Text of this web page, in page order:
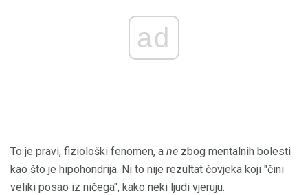
ad
To je pravi, fiziološki fenomen, a ne zbog mentalnih bolesti
kao što je hipohondrija. Ni to nije rezultat čovjeka koji "čini
veliki posao iz ničega", kako neki ljudi vjeruju.